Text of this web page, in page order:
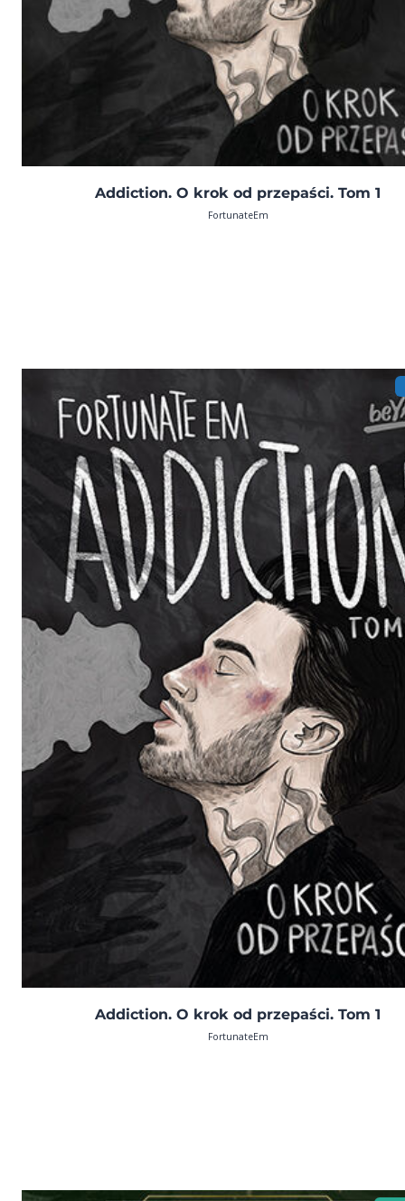
Addiction. O krok od przepaści. Tom 1
FortunateEm
Addiction. O krok od przepaści. Tom 1
FortunateEm